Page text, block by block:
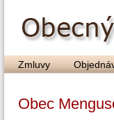
Zmluvy
Obec